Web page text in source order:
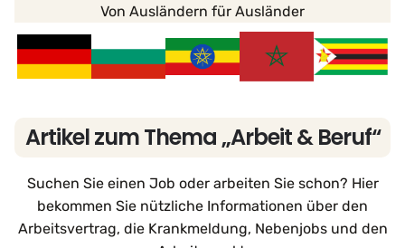
Von Ausländern für Ausländer
Artikel zum Thema „Arbeit & Beruf“
Suchen Sie einen Job oder arbeiten Sie schon? Hier
bekommen Sie nützliche Informationen über den
Arbeitsvertrag, die Krankmeldung, Nebenjobs und den